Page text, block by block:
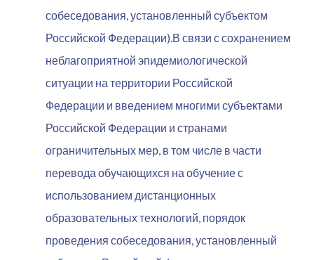
собеседования, установленный субъектом
Российской Федерации).В связи с сохранением
неблагоприятной эпидемиологической
ситуации на территории Российской
Федерации и введением многими субъектами
Российской Федерации и странами
ограничительных мер, в том числе в части
перевода обучающихся на обучение с
использованием дистанционных
образовательных технологий, порядок
проведения собеседования, установленный